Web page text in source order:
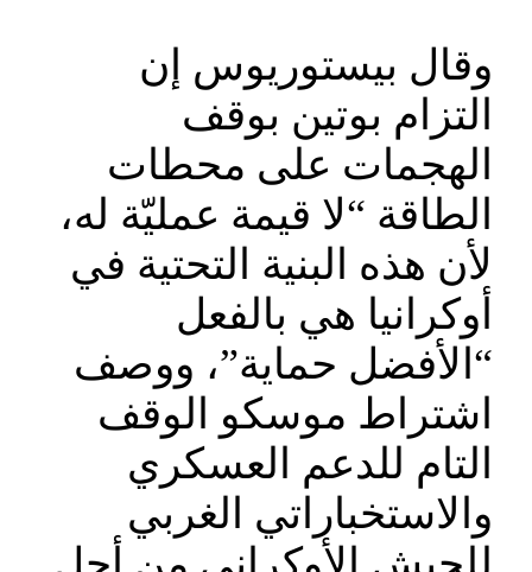
وقال بيستوريوس إن
التزام بوتين بوقف
الهجمات على محطات
الطاقة “لا قيمة عمليّة له،
لأن هذه البنية التحتية في
أوكرانيا هي بالفعل
“الأفضل حماية”، ووصف
اشتراط موسكو الوقف
التام للدعم العسكري
والاستخباراتي الغربي